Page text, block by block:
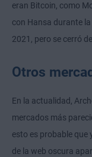
eran Bitcoin, como
con Hansa durante la
2021, pero se cerró
Otros
En la actualidad,
mercados más
esto es probable que
de la web oscura